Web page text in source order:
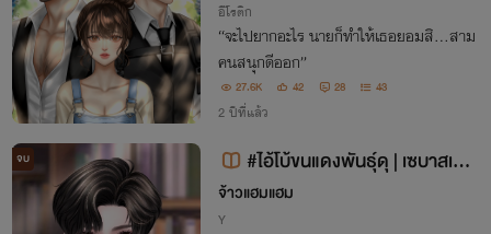
อีโรติก
“จะไปยากอะไร นายก็ทำให้เธอยอมสิ...สาม
คนสนุกดีออก”
27.6K 42 28 43
2 ปีที่แล้ว
จบ
#ไอ้โบ้ขนแดงพันธุ์ดุ | เซบาสเตีย
น×โนริ
จ้าวแฮมแฮม
Y